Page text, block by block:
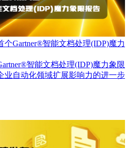
Gartner®智能文档处理(IDP)魔力
智能文档处理(IDP)魔力象限
业自动化领域扩展影响力的进一步